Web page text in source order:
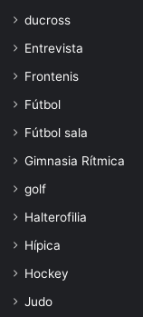
ducross
Entrevista
Frontenis
Fútbol
Fútbol sala
Gimnasia Rítmica
golf
Halterofilia
Hípica
Hockey
Judo